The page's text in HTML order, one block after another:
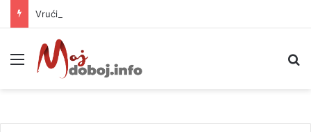
Vrućine ne prestaju: Danas i do 38 stepeni
Meni